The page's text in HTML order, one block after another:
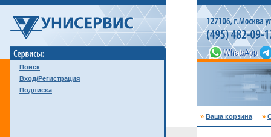
Поиск
Вход/Регистрация
Подписка
» Ваша корзина »